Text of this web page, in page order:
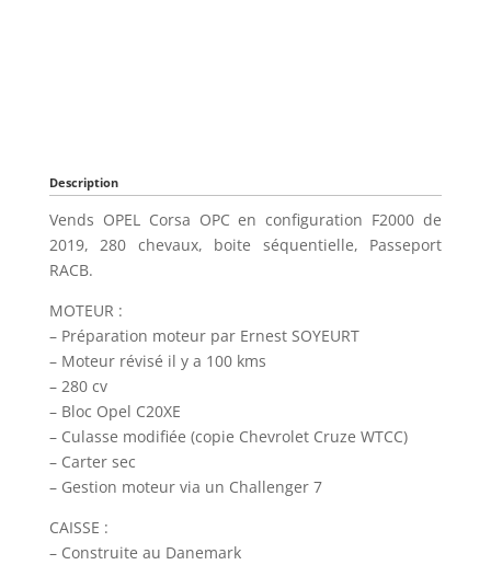
Description
Vends OPEL Corsa OPC en configuration F2000 de
2019, 280 chevaux, boite séquentielle, Passeport
RACB.
MOTEUR :
– Préparation moteur par Ernest SOYEURT
– Moteur révisé il y a 100 kms
– 280 cv
– Bloc Opel C20XE
– Culasse modifiée (copie Chevrolet Cruze WTCC)
– Carter sec
– Gestion moteur via un Challenger 7
CAISSE :
– Construite au Danemark